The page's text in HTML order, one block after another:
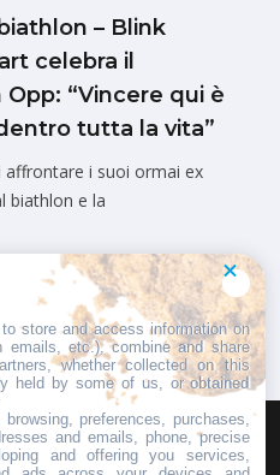
– Blink
celebra il
“Vincere qui è
tutta la vita”
affrontare i suoi ormai ex
biathlon e la
COMUNICATO STAMPA
to store and access information on
etc.), combine and share
whether collected on this
held by some of us, or obtained
preferences, purchases,
and emails, phone, precise
and offering you services,